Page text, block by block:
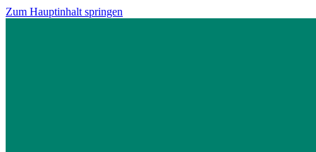
Zum Hauptinhalt springen